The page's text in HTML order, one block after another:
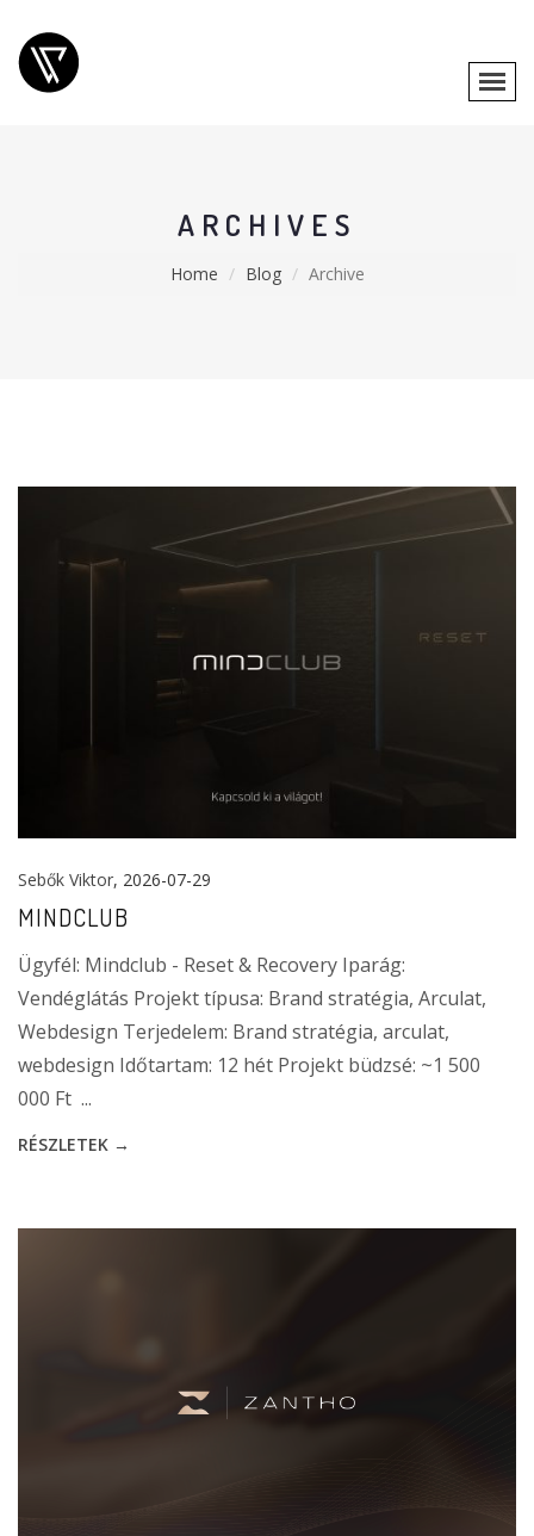
ARCHIVES
Home Blog Archive
Sebők Viktor, 2026-07-29
MINDCLUB
Ügyfél: Mindclub - Reset & Recovery Iparág:
Vendéglátás Projekt típusa: Brand stratégia, Arculat,
Webdesign Terjedelem: Brand stratégia, arculat,
webdesign Időtartam: 12 hét Projekt büdzsé: ~1 500
000 Ft ...
RÉSZLETEK →